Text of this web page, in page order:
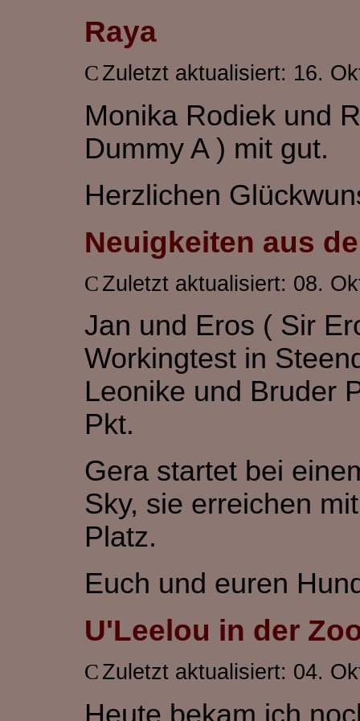
Raya
Zuletzt aktualisiert: 16.
Monika Rodiek und
Dummy A ) mit gut.
Herzlichen
Neuigkeiten aus
Zuletzt aktualisiert: 08.
Jan und Eros ( Sir
Workingtest in
Leonike und Bruder
Pkt.
Gera startet bei
Sky, sie erreichen
Platz.
Euch und euren
U'Leelou in der
Zuletzt aktualisiert: 04.
Heute bekam ich